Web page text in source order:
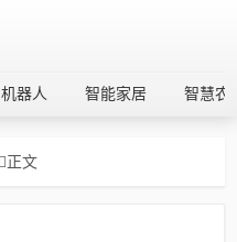
机器人 智能家居 智慧农
正文